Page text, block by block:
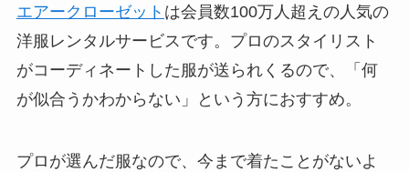
エアークローゼット は会員数100万人超えの人気の
洋服レンタルサービスです。プロのスタイリスト
がコーディネートした服が送られくるので、「何
が似合うかわからない」という方におすすめ。
プロが選んだ服なので、今まで着たことがないよ